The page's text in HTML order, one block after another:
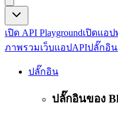
เปิด API Playgroundเปิดแอ
ภาพรวมเว็บแอปAPIปลั๊กอิน
ปลั๊กอิน
ปลั๊กอินของ